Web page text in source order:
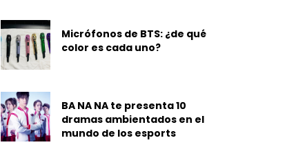
Micrófonos de BTS: ¿de qué
color es cada uno?
BA NA NA te presenta 10
dramas ambientados en el
mundo de los esports